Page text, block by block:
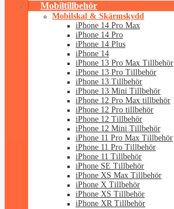
Mobiltillbehör
Mobilskal & Skärmskydd
iPhone 14 Pro Max
iPhone 14 Pro
iPhone 14 Plus
iPhone 14
iPhone 13 Pro Max Tillbehör
iPhone 13 Pro Tillbehör
iPhone 13 Tillbehör
iPhone 13 Mini Tillbehör
iPhone 12 Pro Max tillbehör
iPhone 12 Pro tillbehör
iPhone 12 Tillbehör
iPhone 12 Mini Tillbehör
iPhone 11 Pro Max Tillbehör
iPhone 11 Pro Tillbehör
iPhone 11 Tillbehör
iPhone SE Tillbehör
iPhone XS Max Tillbehör
iPhone X Tillbehör
iPhone XS Tillbehör
iPhone XR Tillbehör